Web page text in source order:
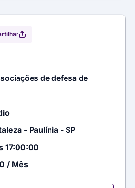
de defesa de
- Paulínia - SP
17:00:00
/ Mês